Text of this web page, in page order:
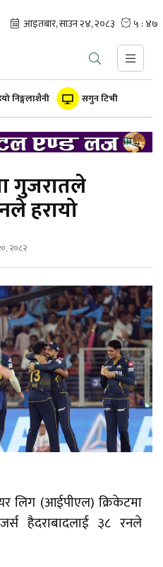
निङ्गलाशैनी सगुन टिभी
गुजरातले
हरायो
२०८२
लिग (आईपीएल) क्रिकेटमा
हैदराबादलाई ३८ रनले